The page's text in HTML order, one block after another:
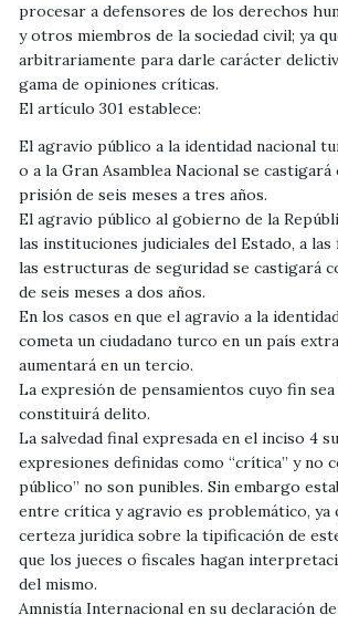
procesar a defensores de los derechos
y otros miembros de la sociedad civil; ya
arbitrariamente para darle carácter
gama de opiniones críticas.
El artículo 301 establece:
El agravio público a la identidad nacional
o a la Gran Asamblea Nacional se castigará
prisión de seis meses a tres años.
El agravio público al gobierno de la
las instituciones judiciales del Estado, a las
las estructuras de seguridad se castigará
de seis meses a dos años.
En los casos en que el agravio a la
cometa un ciudadano turco en un país
aumentará en un tercio.
La expresión de pensamientos cuyo fin
constituirá delito.
La salvedad final expresada en el inciso 4
expresiones definidas como “crítica” y no
público” no son punibles. Sin embargo
entre crítica y agravio es problemático, ya
certeza jurídica sobre la tipificación de
que los jueces o fiscales hagan
del mismo.
Amnistía Internacional en su declaración